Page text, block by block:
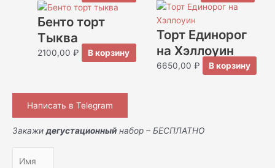
Бенто торт
Тыква
2100,00₽ В корзину
Торт Единорог
на Хэллоуин
6650,00 ₽ В корзину
Написать в Telegram
Закажи дегустационный набор – БЕСПЛАТНО